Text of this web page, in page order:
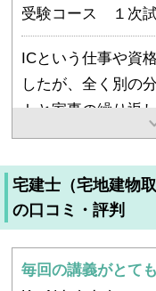
したから、学校で
「これはどうだっ
ら仕事に活かして
た。
また、講師の方の
アコーディネータ
方だったので、刺
受験コース １次
ICという仕事や資
したが、全く別の
トと家事の繰り返
けたいと思うよう
初心者なので悩ん
かけていろいろ問
も親身になって相
スクールの求人貼
この間キッチンの
が、よく話を聞い
のキッチンでは面
の中で似たような
たのを思い出して
実習が楽しかった
CAD実習がありま
全くの初心者で完
宅建士（宅地建物
の口コミ・評判
毎回の講義がとて